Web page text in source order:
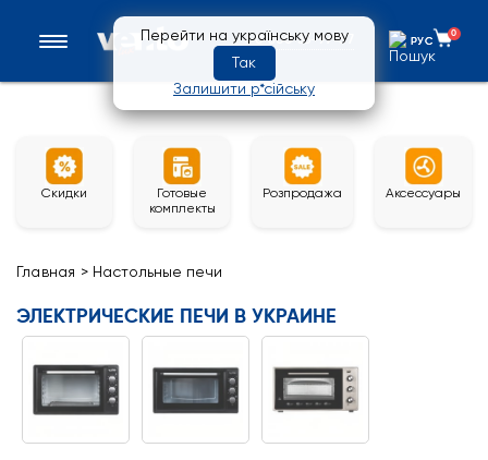
Перейти на українську мову
Так
Залишити р*сійську
0 800 33-97-57 РУС
РУС
0
Скидки
Готовые
комплекты
Розпродажа Аксессуары
Главная > Настольные печи
ЭЛЕКТРИЧЕСКИЕ ПЕЧИ В УКРАИНЕ